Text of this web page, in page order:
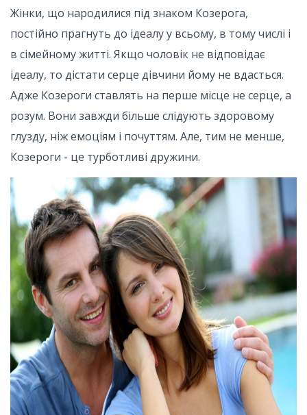
Жінки, що народилися під знаком Козерога,
постійно прагнуть до ідеалу у всьому, в тому числі і
в сімейному житті. Якщо чоловік не відповідає
ідеалу, то дістати серце дівчини йому не вдасться.
Адже Козероги ставлять на перше місце не серце, а
розум. Вони завжди більше слідують здоровому
глузду, ніж емоціям і почуттям. Але, тим не менше,
Козероги - це турботливі дружини.